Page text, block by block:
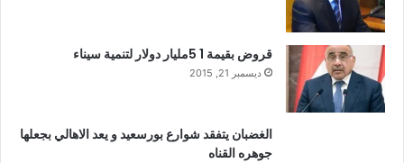
قروض بقيمة 1 5مليار دولار لتنمية سيناء
ديسمبر 21, 2015
الغضبان يتفقد شوارع بورسعيد و يعد الاهالي بجعلها
جوهره القناه